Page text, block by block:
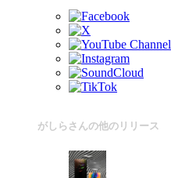
がしらさんの他のリリース